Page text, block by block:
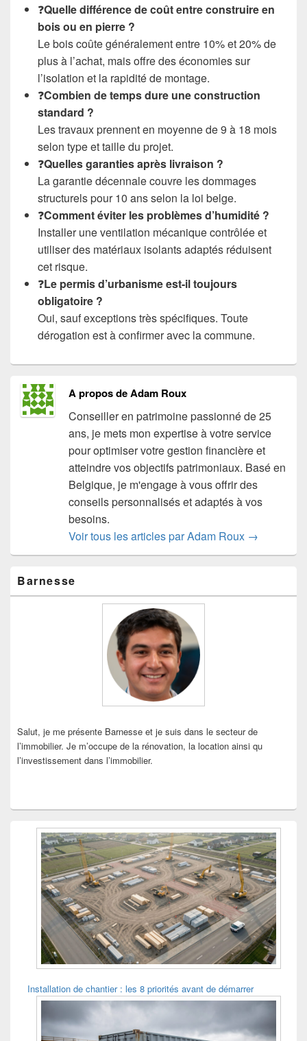
❓Quelle différence de coût entre construire en
bois ou en pierre ?
Le bois coûte généralement entre 10% et 20% de
plus à l’achat, mais offre des économies sur
l’isolation et la rapidité de montage.
❓Combien de temps dure une construction
standard ?
Les travaux prennent en moyenne de 9 à 18 mois
selon type et taille du projet.
❓Quelles garanties après livraison ?
La garantie décennale couvre les dommages
structurels pour 10 ans selon la loi belge.
❓Comment éviter les problèmes d’humidité ?
Installer une ventilation mécanique contrôlée et
utiliser des matériaux isolants adaptés réduisent
cet risque.
❓Le permis d’urbanisme est-il toujours
obligatoire ?
Oui, sauf exceptions très spécifiques. Toute
dérogation est à confirmer avec la commune.
A propos de Adam Roux
Conseiller en patrimoine passionné de 25
ans, je mets mon expertise à votre service
pour optimiser votre gestion financière et
atteindre vos objectifs patrimoniaux. Basé en
Belgique, je m'engage à vous offrir des
conseils personnalisés et adaptés à vos
besoins.
Voir tous les articles par Adam Roux →
principale
de
Barnesse
Salut, je me présente Barnesse et je suis dans le secteur de
l’immobilier. Je m’occupe de la rénovation, la location ainsi qu
l’investissement dans l’immobilier.
Installation de chantier : les 8 priorités avant de démarrer